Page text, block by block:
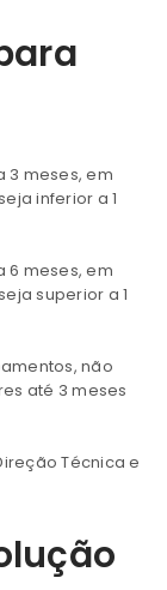
3 meses, em
inferior a 1
6 meses, em
superior a 1
não
até 3 meses
Técnica e